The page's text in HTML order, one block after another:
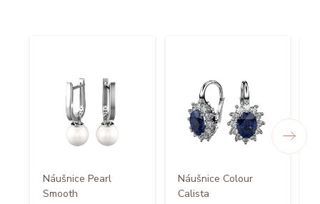
Náušnice Pearl
Smooth
Náušnice Colour
Calista